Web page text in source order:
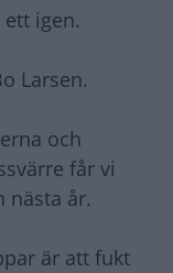
igen.
Larsen.
och
får vi
nästa år.
är att fukt